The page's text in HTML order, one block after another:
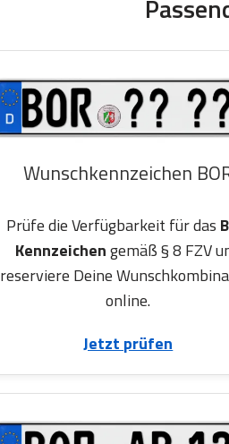
Wunschkennzeichen
Prüfe die Verfügbarkeit für das
Kennzeichengemäß § 8 FZV
reserviere Deine
online.
Jetzt prüfen